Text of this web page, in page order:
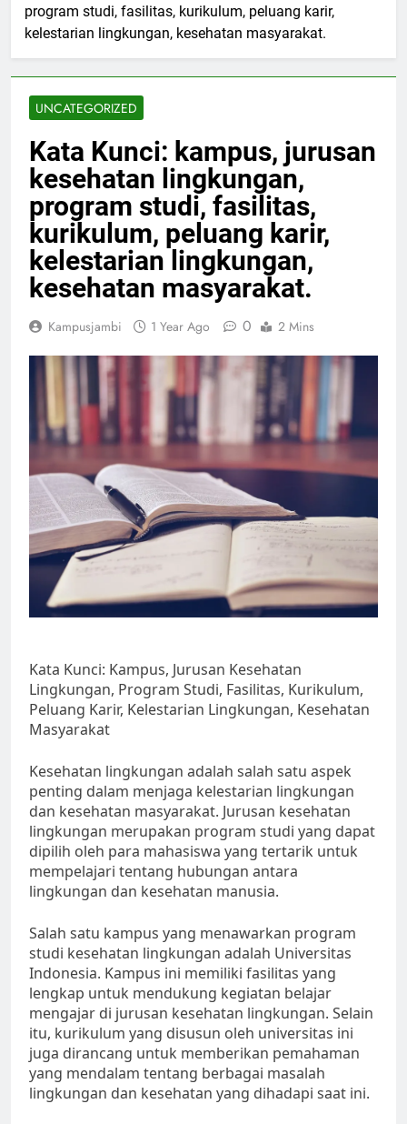
program studi, fasilitas, kurikulum, peluang karir,
kelestarian lingkungan, kesehatan masyarakat.
UNCATEGORIZED
Kata Kunci: kampus, jurusan
kesehatan lingkungan,
program studi, fasilitas,
kurikulum, peluang karir,
kelestarian lingkungan,
kesehatan masyarakat.
Kampusjambi 1 Year Ago 0 2 Mins
Kata Kunci: Kampus, Jurusan Kesehatan
Lingkungan, Program Studi, Fasilitas, Kurikulum,
Peluang Karir, Kelestarian Lingkungan, Kesehatan
Masyarakat
Kesehatan lingkungan adalah salah satu aspek
penting dalam menjaga kelestarian lingkungan
dan kesehatan masyarakat. Jurusan kesehatan
lingkungan merupakan program studi yang dapat
dipilih oleh para mahasiswa yang tertarik untuk
mempelajari tentang hubungan antara
lingkungan dan kesehatan manusia.
Salah satu kampus yang menawarkan program
studi kesehatan lingkungan adalah Universitas
Indonesia. Kampus ini memiliki fasilitas yang
lengkap untuk mendukung kegiatan belajar
mengajar di jurusan kesehatan lingkungan. Selain
itu, kurikulum yang disusun oleh universitas ini
juga dirancang untuk memberikan pemahaman
yang mendalam tentang berbagai masalah
lingkungan dan kesehatan yang dihadapi saat ini.